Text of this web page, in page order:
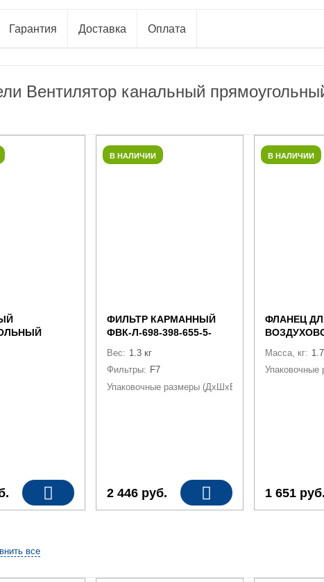
Гарантия Доставка Оплата
Вентилятор канальный
В НАЛИЧИИ
ФИЛЬТР КАРМАННЫЙ
ФВК-Л-698-398-655-5-
Вес: 1.3 кг
Фильтры: F7
Упаковочные размеры (ДхШхВ):
2 446 руб.
В НАЛИЧИИ
ФЛАНЕЦ
Масса, кг:
Упаковочные
1 651 руб.
все